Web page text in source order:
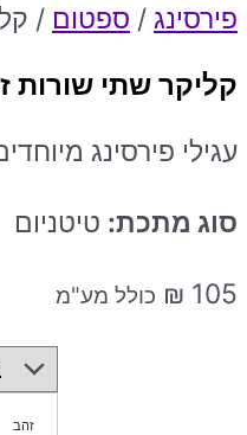
פירסינג / ספטום /
קליקר שתי שורות
עגילי פירסינג
סוג מתכת: טיטניום
₪ 105 כולל מע"מ
זהב